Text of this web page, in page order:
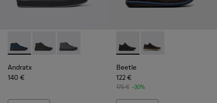
Andratx - K300143-008 - Baskets en tissu bleu marine pour
Andratx - K300143-010
Andratx - K300143-007
Andratx
140 €
Beetle - K300327-012 -
Beetle - K300327-020
Beetle
122 €
175 € -30%